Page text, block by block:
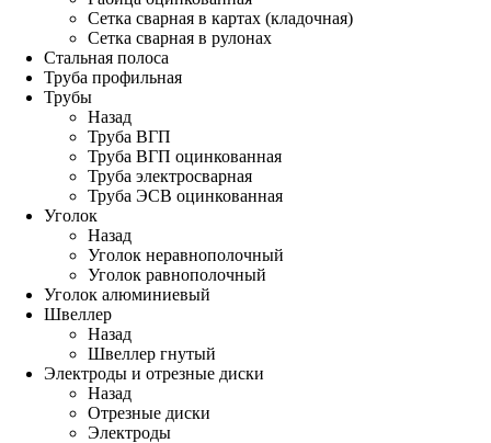
Сетка сварная в картах (кладочная)
Сетка сварная в рулонах
Стальная полоса
Труба профильная
Трубы
Назад
Труба ВГП
Труба ВГП оцинкованная
Труба электросварная
Труба ЭСВ оцинкованная
Уголок
Назад
Уголок неравнополочный
Уголок равнополочный
Уголок алюминиевый
Швеллер
Назад
Швеллер гнутый
Электроды и отрезные диски
Назад
Отрезные диски
Электроды